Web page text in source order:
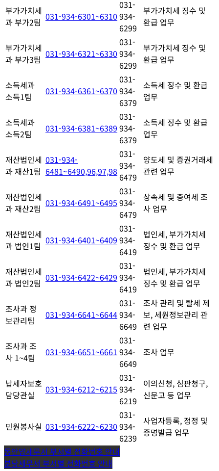
부가가치세
과 부가2팀 031-934-6301~6310
031-
934-
6299
부가가치세 징수 및
환급 업무
부가가치세
과 부가3팀 031-934-6321~6330
031-
934-
6299
부가가치세 징수 및
환급 업무
소득세과
소득1팀
031-934-6361~6370
031-
934-
6379
소득세 징수 및 환급
업무
소득세과
소득2팀
031-934-6381~6389
031-
934-
6379
소득세 징수 및 환급
업무
재산법인세
과 재산1팀
031-934-
6481~6490,96,97,98
031-
934-
6479
양도세 및 증권거래세
관련 업무
재산법인세
과 재산2팀 031-934-6491~6495
031-
934-
6479
상속세 및 증여세 조
사 업무
재산법인세
과 법인1팀 031-934-6401~6409
031-
934-
6419
법인세, 부가가치세
징수 및 환급 업무
재산법인세
과 법인2팀 031-934-6422~6429
031-
934-
6419
법인세, 부가가치세
징수 및 환급 업무
조사과 정
보관리팀
031-934-6641~6644
031-
934-
6649
조사 관리 및 탈세 제
보, 세원정보관리 관
련 업무
조사과 조
사 1~4팀
031-934-6651~6661
031-
934-
6649
조사 업무
납세자보호
담당관실
031-934-6212~6215
031-
934-
6219
이의신청, 심판청구,
신문고 등 업무
민원봉사실 031-934-6222~6230
031-
934-
6239
사업자등록, 정정 및
증명발급 업무
글
동안양세무서 부서별 전화번호 안내
분당세무서 부서별 전화번호 안내